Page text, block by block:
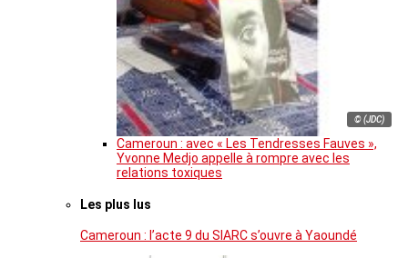
© (JDC)
Cameroun : avec « Les Tendresses Fauves »,
Yvonne Medjo appelle à rompre avec les
relations toxiques
Les plus lus
Cameroun : l’acte 9 du SIARC s’ouvre à Yaoundé